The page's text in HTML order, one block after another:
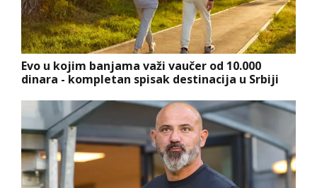
Evo u kojim banjama važi vaučer od 10.000
dinara - kompletan spisak destinacija u Srbiji